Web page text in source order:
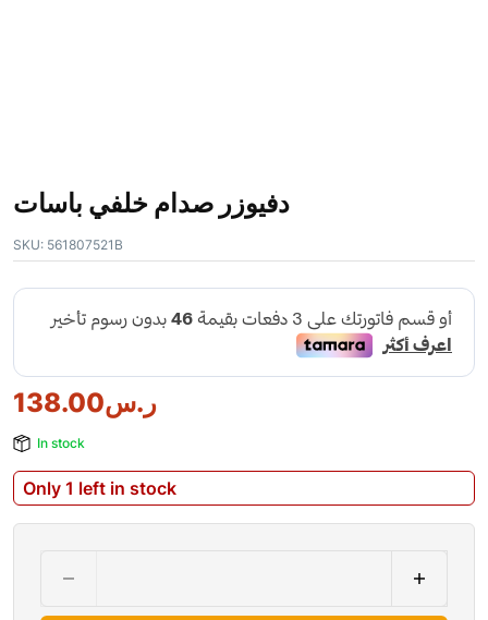
دفيوزر صدام خلفي باسات
SKU: 561807521B
ر.س138.00
In stock
Only 1 left in stock